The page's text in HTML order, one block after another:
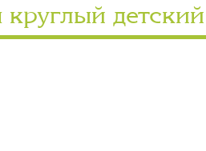
детский